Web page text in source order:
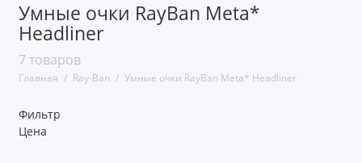
Умные очки RayBan Meta*
Headliner
7 товаров
Главная Ray-Ban Умные очки RayBan Meta* Headliner
Фильтр
Цена
Умные очки RayBan Meta* Headliner
Умные очки RayBan Meta* Skyler